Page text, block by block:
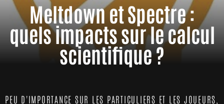
Meltdown et Spectre :
quels impacts sur le calcul
scientifique ?
PEU D'IMPORTANCE SUR LES PARTICULIERS ET LES JOUEURS,